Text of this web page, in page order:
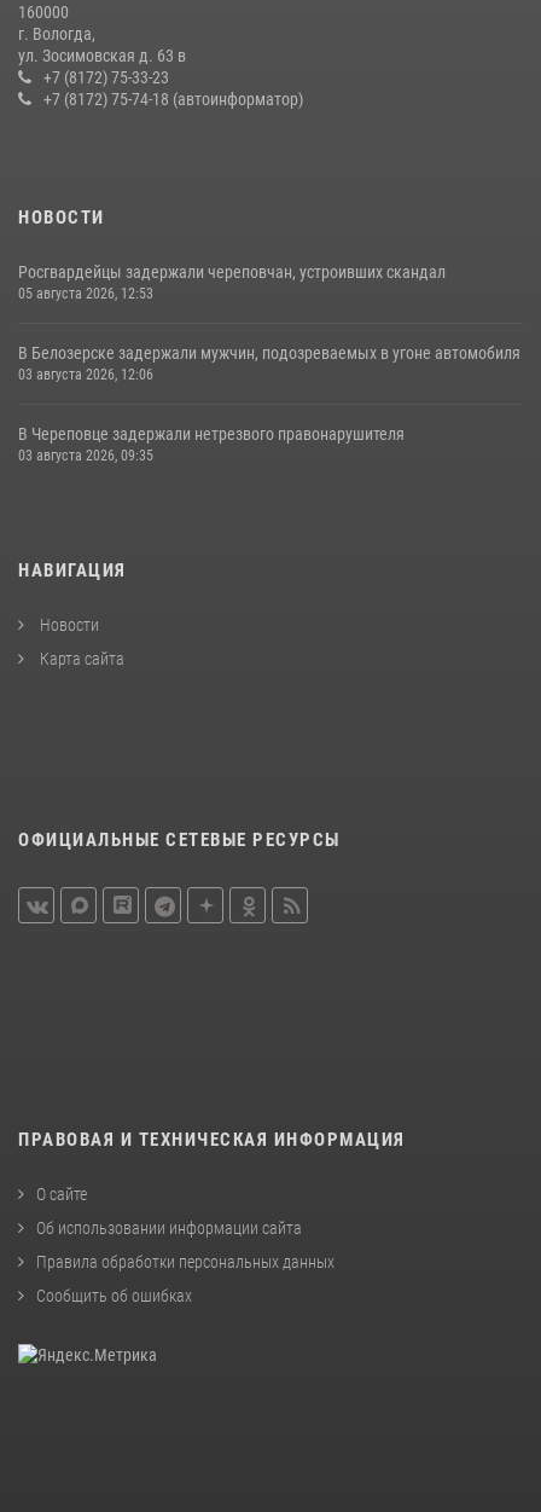
В Соколе росгвардейцы задержали двух нетрезвых мужчин,
угрожавших молодежи расправой
08 июля 2026, 07:52 1
160000
г. Вологда,
ул. Зосимовская д. 63 в
+7 (8172) 75-33-23
+7 (8172) 75-74-18 (автоинформатор)
НОВОСТИ
Росгвардейцы задержали череповчан, устроивших скандал
05 августа 2026, 12:53
В Белозерске задержали мужчин, подозреваемых в угоне автомобиля
03 августа 2026, 12:06
В Череповце задержали нетрезвого правонарушителя
03 августа 2026, 09:35
НАВИГАЦИЯ
Новости
Карта сайта
ОФИЦИАЛЬНЫЕ СЕТЕВЫЕ РЕСУРСЫ
ПРАВОВАЯ И ТЕХНИЧЕСКАЯ ИНФОРМАЦИЯ
О сайте
Об использовании информации сайта
Правила обработки персональных данных
Сообщить об ошибках